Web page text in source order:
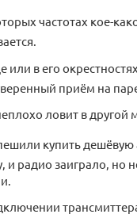
частотах кое-
или в его
приём на
ловит в другой
купить дешёвую
и радио заиграло, но